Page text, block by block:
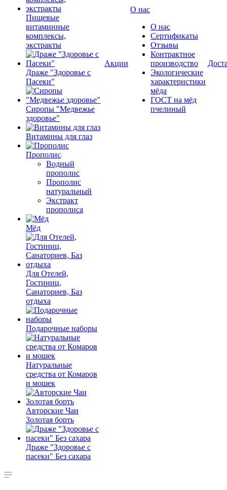
Пищевые
витаминные
комплексы,
экстракты
Драже "Здоровье с
Пасеки"
Сиропы "Медвежье
здоровье"
Витамины для глаз
Прополис
Водный
прополис
Прополис
натуральный
Экстракт
прополиса
Мёд
Для Отелей,
Гостиниц,
Санаториев, Баз
отдыха
Подарочные наборы
Натуральные
средства от Комаров
и мошек
Авторские Чаи
Золотая борть
Драже "Здоровье с
пасеки" Без сахара
Акции
О нас
О нас
Сертификаты
Отзывы
Контрактное
производство
Экологические
характеристики
мёда
ГОСТ на мёд
пчелиный